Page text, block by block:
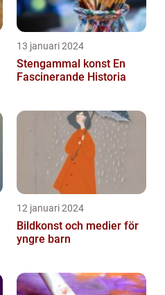
13 januari 2024
Stengammal konst En
Fascinerande Historia
12 januari 2024
Bildkonst och medier för
yngre barn